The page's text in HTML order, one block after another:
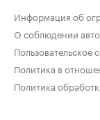
Информация об
О соблюдении
Пользовательское
Политика в
Политика